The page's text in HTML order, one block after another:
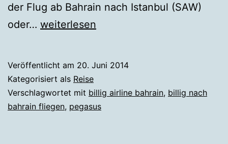
der Flug ab Bahrain nach Istanbul (SAW)
oder… Endlich
Bahrain
weiterlesen
Veröffentlicht am 20. Juni 2014
Kategorisiert als Reise
Verschlagwortet mit billig airline bahrain, billig nach
bahrain fliegen, pegasus